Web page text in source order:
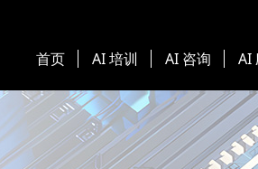
首页 AI 培训 AI 咨询 AI